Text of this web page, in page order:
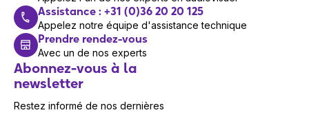
Assistance : +31 (0)36 20 20 125
Appelez notre équipe d'assistance technique
Prendre rendez-vous
Avec un de nos experts
Abonnez-vous à la
newsletter
Restez informé de nos dernières